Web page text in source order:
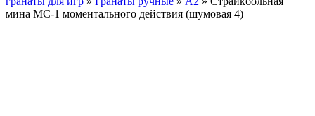
мина МС-1 моментального действия (шумовая 4)